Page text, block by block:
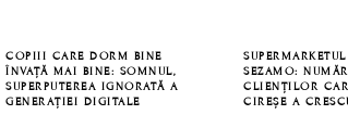
COPIII CARE DORM BINE
ÎNVAȚĂ MAI BINE: SOMNUL,
SUPERPUTEREA IGNORATĂ A
GENERAȚIEI DIGITALE
SEZAMO:
CLIENȚILOR
CIREȘE A